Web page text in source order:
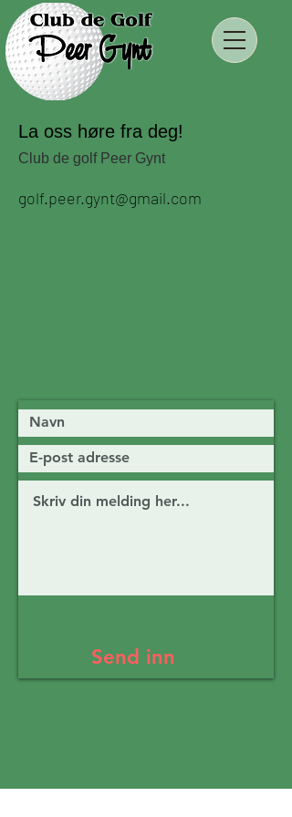
La oss høre fra deg!
Club de golf Peer Gynt
golf.peer.gynt@gmail.com
Send inn